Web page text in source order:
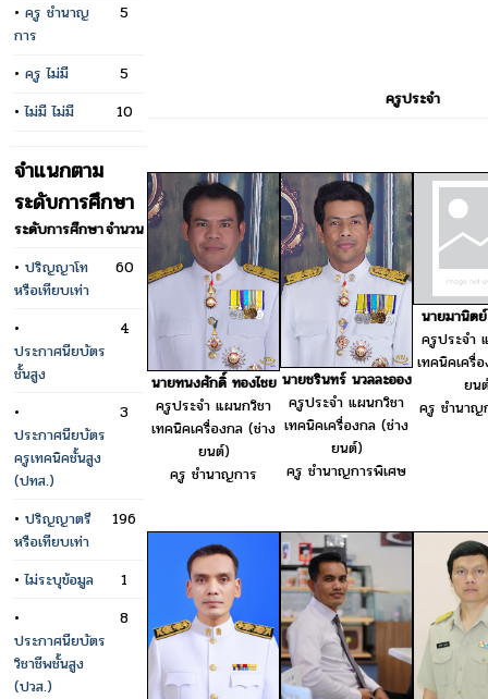
• ครู ชำนาญ
การ
5
• ครู ไม่มี
5
•ไม่มี ไม่มี 10
จำแนกตาม
ระดับการศึกษา
ระดับการศึกษาจำนวน
• ปริญญาโท
หรือเทียบเท่า
60
•
ประกาศนียบัตร
ชั้นสูง
4
•
ประกาศนียบัตร
ครูเทคนิคชั้นสูง
(ปทส.)
3
• ปริญญาตรี
หรือเทียบเท่า
196
•ไม่ระบุข้อมูล
1
•
ประกาศนียบัตร
วิชาชีพชั้นสูง
(ปวส.)
8
ครูประจำ
นายทนงศักดิ์ ทองไชย
ครูประจำ แผนกวิชา
เทคนิคเครื่องกล (ช่าง
ยนต์)
ครู ชำนาญการ
นายชรินทร์ นวลละออง
ครูประจำ แผนกวิชา
เทคนิคเครื่องกล (ช่าง
ยนต์)
ครู ชำนาญการพิเศษ
นายมานิต
ครูประจำ
เทคนิคเครื่
ยน
ครู ชำนาญ